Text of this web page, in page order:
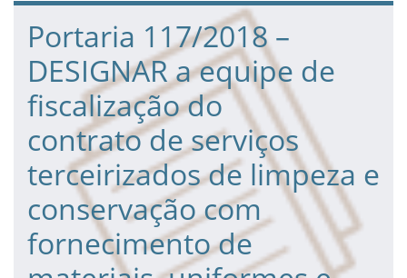
Fim da navegação
Início do conteúdo
Portaria 117/2018 –
DESIGNAR a equipe de
fiscalização do
contrato de serviços
terceirizados de limpeza e
conservação com
fornecimento de